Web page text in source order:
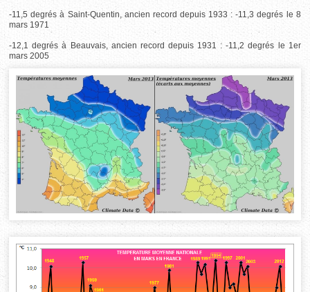
-11,5 degrés à Saint-Quentin, ancien record depuis 1933 : -11,3 degrés le 8
mars 1971
-12,1 degrés à Beauvais, ancien record depuis 1931 : -11,2 degrés le 1er
mars 2005